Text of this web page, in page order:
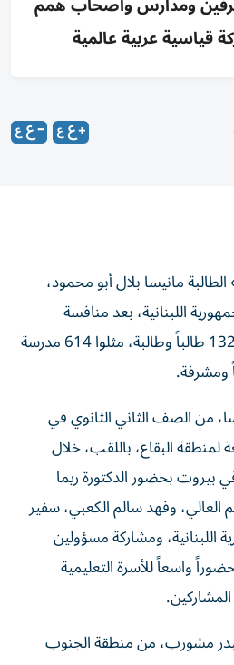
قياسية عربية عالمية
مانيسا بلال أبو محمود،
اللبنانية، بعد منافسة
استثنائية شارك فيها 132563 طالباً وطالبة، مثلوا 614 مدرسة
لمنطقة البقاع، باللقب، خلال
بيروت بحضور الدكتورة ريما
العالي، وفهد سالم الكعبي، سفير
اللبنانية، ومشاركة مسؤولين
واسعاً للأسرة التعليمية
المشاركين.
«مار يوسف» للراهبات من